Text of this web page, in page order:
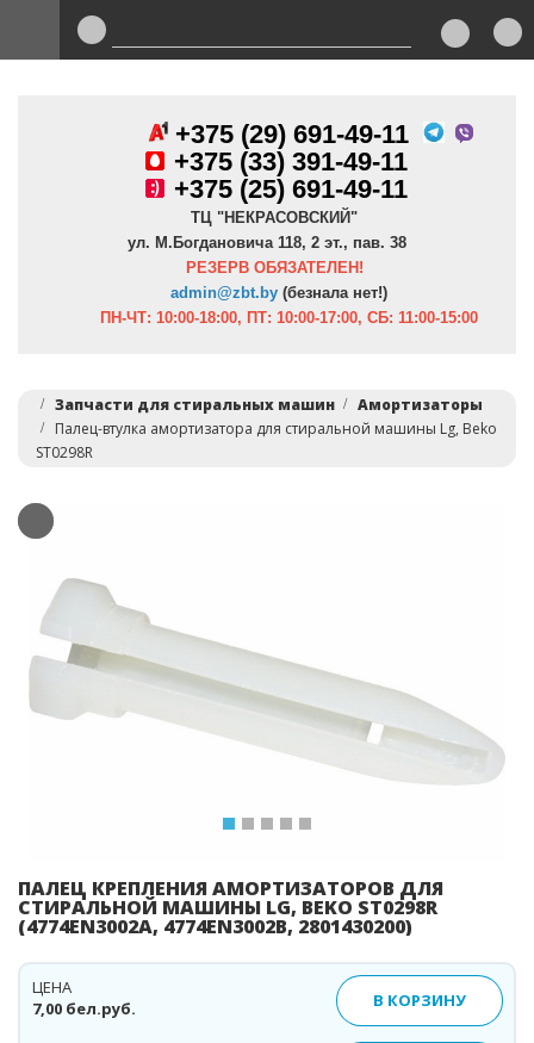
+375 (29) 691-49-11
+375 (33) 391-49-11
+375 (25) 691-49-11
ТЦ "НЕКРАСОВСКИЙ"
ул. М.Богдановича 118, 2 эт., пав. 38
РЕЗЕРВ ОБЯЗАТЕЛЕН!
admin@zbt.by (безнала нет!)
ПН-ЧТ: 10:00-18:00, ПТ: 10:00-17:00, СБ: 11:00-15:00
Запчасти для стиральных машин
Амортизаторы
Палец-втулка амортизатора для стиральной машины Lg, Beko
ST0298R
Previous
ПАЛЕЦ КРЕПЛЕНИЯ АМОРТИЗАТОРОВ ДЛЯ
СТИРАЛЬНОЙ МАШИНЫ LG, BEKO ST0298R
(4774EN3002A, 4774EN3002B, 2801430200)
7,00 бел.руб.
ЦЕНА
В КОРЗИНУ